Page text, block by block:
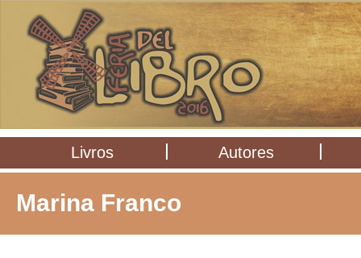
Livros Autores
Marina Franco